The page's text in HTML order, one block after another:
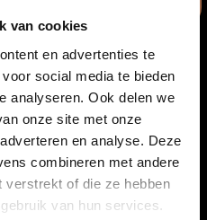
van cookies
en advertenties te
social media te bieden
analyseren. Ook delen we
onze site met onze
en analyse. Deze
combineren met andere
verstrekt of die ze hebben
van hun services.
van te genieten
– iedere dag